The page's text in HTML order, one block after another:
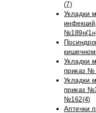
(7)
Укладки
кишечном
Укладки
приказ №
Укладки
приказ
№162(4)
Аптечки